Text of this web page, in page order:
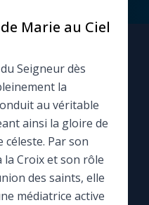
Marie au Ciel
Seigneur dès
la
au véritable
ainsi la gloire de
céleste. Par son
la Croix et son rôle
des saints, elle
médiatrice active